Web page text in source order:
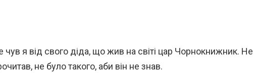
я від свого діда, що жив на світі цар Чорнокнижник. Не
не було такого, аби він не знав.